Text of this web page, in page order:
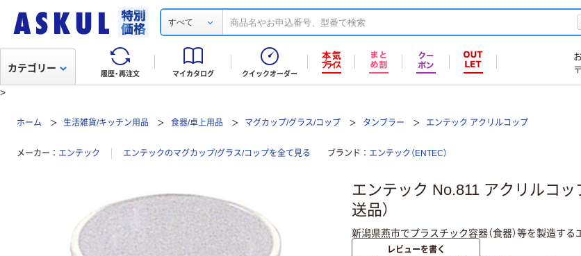
すべて
履歴・再注文 マイカタログ クイックオーダー
カテゴリー
>
ホーム 生活雑貨/キッチン用品 食器/卓上用品 マグカップ/グラス/コップ タンブラー エンテック アクリルコップ
メーカー エンテック エンテックのマグカップ/グラス/コップを全て見る ブランド エンテック（ENTEC）
エンテック No.811 アクリルコッ
送品）
新潟県燕市でプラスチック容器（食器）等を製造す
レビューを書く